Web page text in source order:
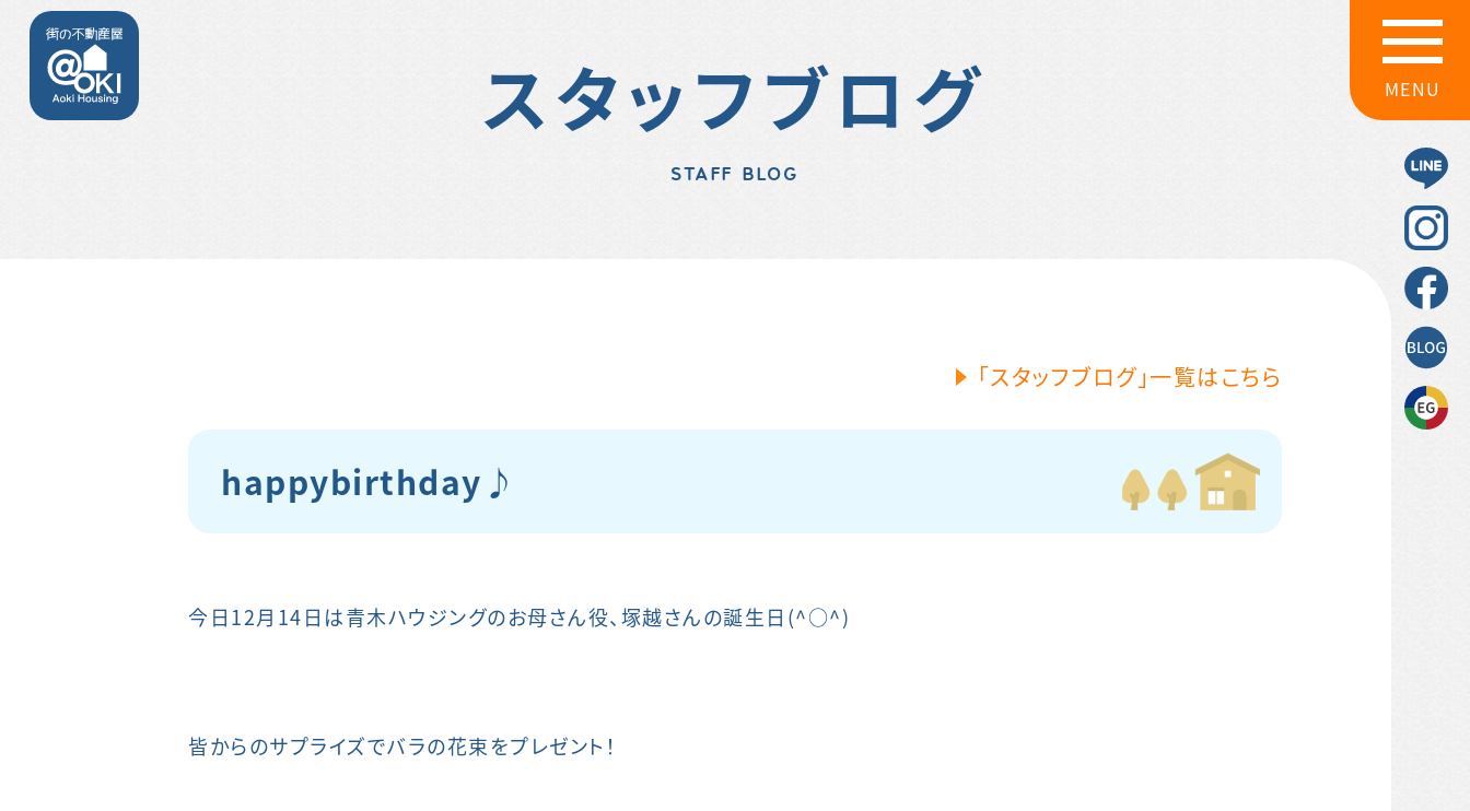
MENU
スタッフブログ
STAFF BLOG
「スタッフブログ」一覧はこちら
happybirthday♪
今日12月14日は青木ハウジングのお母さん役、塚越さんの誕生日(^○^)
皆からのサプライズでバラの花束をプレゼント！